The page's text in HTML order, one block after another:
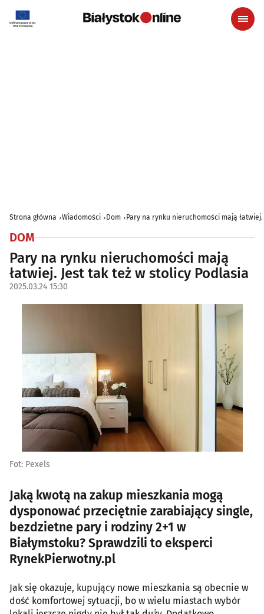
Strona główna Wiadomości Dom Pary na rynku nieruchomości mają
DOM
Pary na rynku nieruchomości mają
łatwiej. Jest tak też w stolicy Podlasia
2025.03.24 15:30
Fot: Pexels
Jaką kwotą na zakup mieszkania mogą
dysponować przeciętnie zarabiający single,
bezdzietne pary i rodziny 2+1 w
Białymstoku? Sprawdzili to eksperci
RynekPierwotny.pl
Jak się okazuje, kupujący nowe mieszkania są obecnie w
dość komfortowej sytuacji, bo w wielu miastach wybór